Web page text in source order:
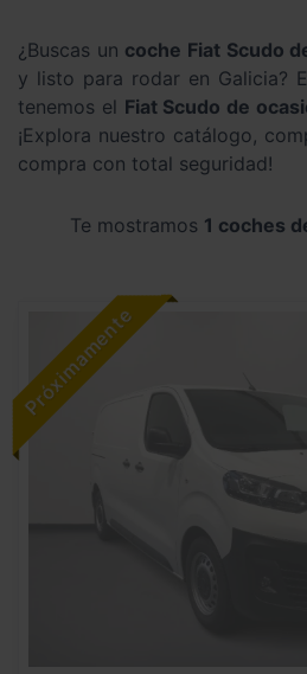
¿Buscas un coche Fiat Scudo
y listo para rodar en Galicia?
tenemos el Fiat Scudo de
¡Explora nuestro catálogo,
compra con total seguridad!
Te mostramos 1 coches